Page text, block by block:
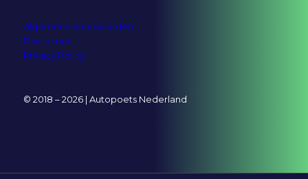
© 2018 – 2026 | Autopoets Nederland
Algemene voorwaarden
Disclaimer
Privacy Policy